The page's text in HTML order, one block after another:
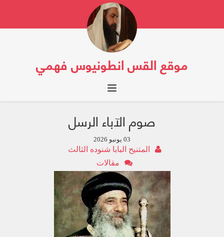
موقع القس انطونيوس فهمي
Toggle navigation
صوم الآباء الرسل
03 يونيو 2026
المتنيح البابا شنوده الثالث
مقالات